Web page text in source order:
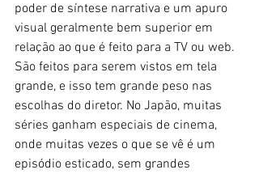
poder de síntese narrativa e um apuro
visual geralmente bem superior em
relação ao que é feito para a TV ou web.
São feitos para serem vistos em tela
grande, e isso tem grande peso nas
escolhas do diretor. No Japão, muitas
séries ganham especiais de cinema,
onde muitas vezes o que se vê é um
episódio esticado, sem grandes